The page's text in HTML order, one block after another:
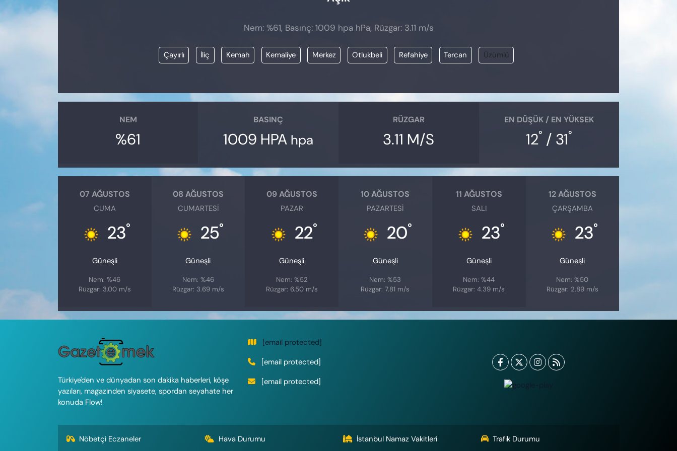
Nem: %61, Basınç: 1009 hpa hPa, Rüzgar: 3.11 m/s
Çayırlı İliç Kemah Kemaliye Merkez Otlukbeli Refahiye Tercan Üzümlü
NEM
%61
BASINÇ
1009 HPA hpa
RÜZGAR
3.11 M/S
EN DÜŞÜK / EN YÜKSEK
12° / 31°
07 AĞUSTOS
CUMA
23°
Güneşli
Nem: %46
Rüzgar: 3.00 m/s
08 AĞUSTOS
CUMARTESI
25°
Güneşli
Nem: %46
Rüzgar: 3.69 m/s
09 AĞUSTOS
PAZAR
22°
Güneşli
Nem: %52
Rüzgar: 6.50 m/s
10 AĞUSTOS
PAZARTESI
20°
Güneşli
Nem: %53
Rüzgar: 7.81 m/s
11 AĞUSTOS
SALI
23°
Güneşli
Nem: %44
Rüzgar: 4.39 m/s
12 AĞUSTOS
ÇARŞAMBA
23°
Güneşli
Nem: %50
Rüzgar: 2.89 m/s
Türkiye'den ve dünyadan son dakika haberleri, köşe
yazıları, magazinden siyasete, spordan seyahate her
konuda Flow!
[email protected]
[email protected]
[email protected]
Nöbetçi Eczaneler Hava Durumu İstanbul Namaz Vakitleri Trafik Durumu
KADIN
VAN VE DİYARBAKIR HABERLERİ